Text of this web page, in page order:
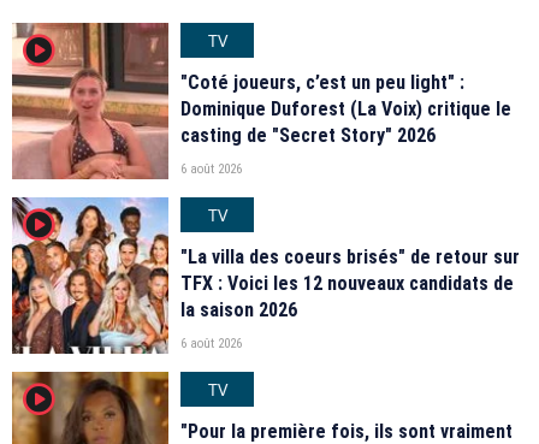
player2
TV
"Coté joueurs, c’est un peu light" :
Dominique Duforest (La Voix) critique le
casting de "Secret Story" 2026
6 août 2026
player2
TV
"La villa des coeurs brisés" de retour sur
TFX : Voici les 12 nouveaux candidats de
la saison 2026
6 août 2026
player2
TV
"Pour la première fois, ils sont vraiment